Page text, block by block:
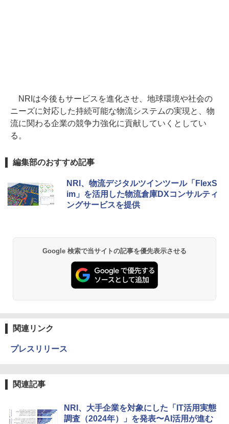
NRIは今後もサービスを進化させ、地球環境や社会の
ニーズに対応した持続可能な物流システムの実現と、物
流に関わる企業の競争力強化に貢献していくとしてい
る。
編集部のおすすめ記事
NRI、物流デジタルツインツール「FlexS
im」を活用した物流倉庫DXコンサルティ
ングサービスを提供
Google 検索で当サイトの記事を優先表示させる
関連リンク
プレスリリース
関連記事
NRI、大手企業を対象にした「IT活用実態
調査（2024年）」を発表〜AI活用が進む